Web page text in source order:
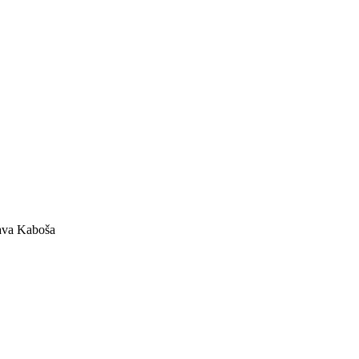
Kaboša